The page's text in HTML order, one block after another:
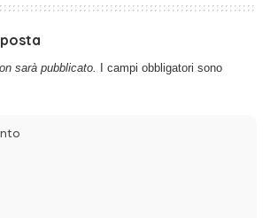
sarà pubblicato. I campi obbligatori sono